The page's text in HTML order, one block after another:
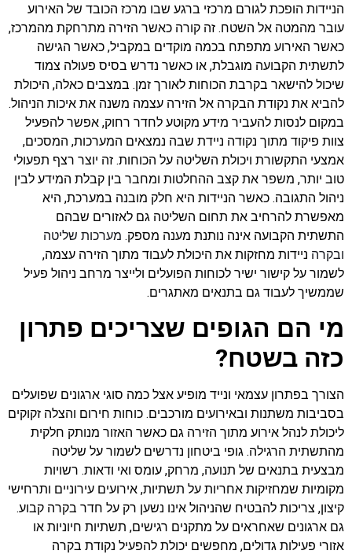
הניידות הופכת לגורם מרכזי ברגע שבו מרכז הכובד של האירוע
עובר מהמטה אל השטח. זה קורה כאשר הזירה מתרחקת מהמרכז,
כאשר האירוע מתפתח בכמה מוקדים במקביל, כאשר הגישה
לתשתית הקבועה מוגבלת, או כאשר נדרש בסיס פעולה צמוד
שיכול להישאר בקרבת הכוחות לאורך זמן. במצבים כאלה, היכולת
להביא את נקודת הבקרה אל הזירה עצמה משנה את איכות הניהול.
במקום לנסות להעביר מידע מקוטע לחדר רחוק, אפשר להפעיל
צוות פיקוד מתוך נקודה ניידת שבה נמצאים המערכות, המסכים,
אמצעי התקשורת ויכולת השליטה על הכוחות. זה יוצר רצף תפעולי
טוב יותר, משפר את קצב ההחלטות ומחבר בין קבלת המידע לבין
ניהול התגובה. כאשר הניידות היא חלק מובנה במערכת, היא
מאפשרת להרחיב את תחום השליטה גם לאזורים שבהם
התשתית הקבועה אינה נותנת מענה מספק. מערכות שליטה
ובקרה ניידות מחזקות את היכולת לעבוד מתוך הזירה עצמה,
לשמור על קישור ישיר לכוחות הפועלים ולייצר מרחב ניהול פעיל
שממשיך לעבוד גם בתנאים מאתגרים.
מי הם הגופים שצריכים פתרון
כזה בשטח?
הצורך בפתרון עצמאי ונייד מופיע אצל כמה סוגי ארגונים שפועלים
בסביבות משתנות ובאירועים מורכבים. כוחות חירום והצלה זקוקים
ליכולת לנהל אירוע מתוך הזירה גם כאשר האזור מנותק חלקית
מהתשתית הרגילה. גופי ביטחון נדרשים לשמור על שליטה
מבצעית בתנאים של תנועה, מרחק, עומס ואי ודאות. רשויות
מקומיות שמחזיקות אחריות על תשתיות, אירועים עירוניים ותרחישי
קיצון, צריכות להבטיח שהניהול אינו נשען רק על חדר בקרה קבוע.
גם ארגונים שאחראים על מתקנים רגישים, תשתיות חיוניות או
אזורי פעילות גדולים, מחפשים יכולת להפעיל נקודת בקרה